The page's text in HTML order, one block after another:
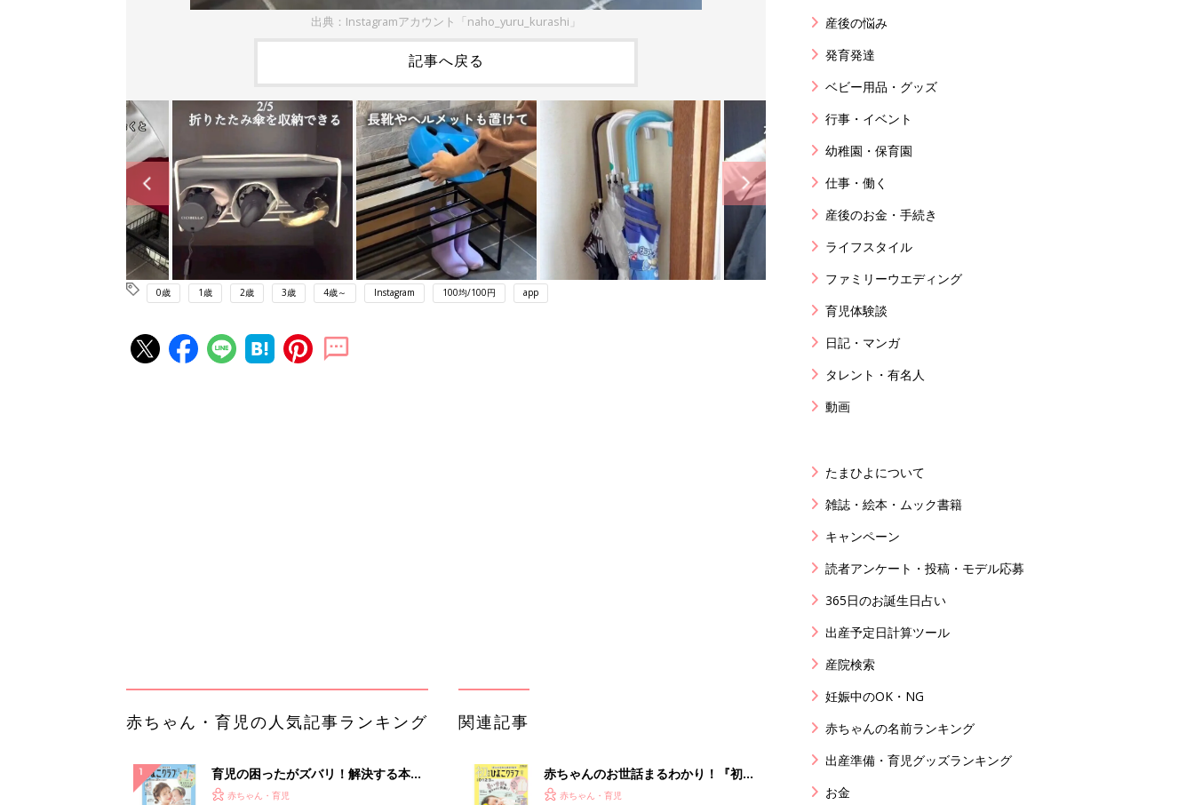
出典：Instagramアカウント「naho_yuru_kurashi」
記事へ戻る
0歳 1歳 2歳 3歳 4歳～ Instagram 100均/100円 app
mazonタイムセールが見逃せない
PR（Amazon）
夫婦で予習する 出産の教科書
産後の悩み
発育発達
ベビー用品・グッズ
行事・イベント
幼稚園・保育園
仕事・働く
産後のお金・手続き
ライフスタイル
ファミリーウエディング
育児体験談
日記・マンガ
タレント・有名人
動画
たまひよについて
雑誌・絵本・ムック書籍
キャンペーン
読者アンケート・投稿・モデル応募
365日のお誕生日占い
出産予定日計算ツール
産院検索
妊娠中のOK・NG
赤ちゃんの名前ランキング
出産準備・育児グッズランキング
お金